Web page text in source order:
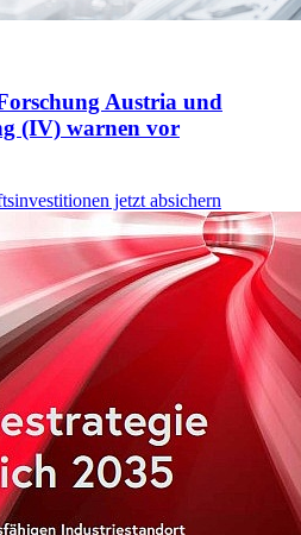
Austria und
(IV) warnen vor
jetzt absichern